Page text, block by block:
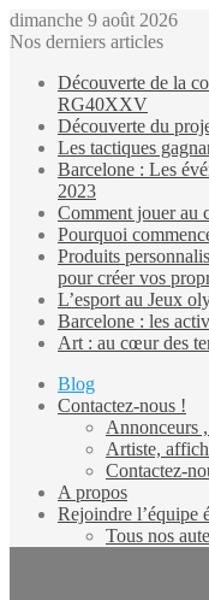
dimanche 9 août 2026
Nos derniers articles
Découverte de la
RG40XXV
Découverte du
Les tactiques
Barcelone : Les
2023
Comment jouer au
Pourquoi
Produits
pour créer vos
L’esport au Jeux
Barcelone : les
Art : au cœur des
Blog
Contactez-nous !
Annonceurs
Artiste,
Contactez-
A propos
Rejoindre l’équipe
Tous nos